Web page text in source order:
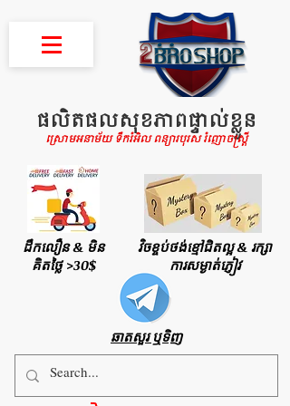
ផលិតផលសុខភាពផ្ទាល់ខ្លួន
ស្រោមអនាម័យ ទឹករំអិល ពន្យារបុរស រំញោចស្រ្តី
ដឹកលឿន & មិន
គិតថ្លៃ >30$
វិចខ្ចប់ថង់ខ្មៅជិតល្អ & រក្សា
ការសម្ងាត់ភ្ញៀវ
ឆាតសួរ ឬទិញ